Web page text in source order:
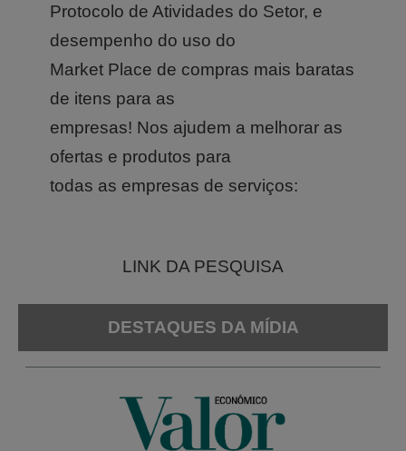
Protocolo de Atividades do Setor, e
desempenho do uso do
Market Place de compras mais baratas
de itens para as
empresas! Nos ajudem a melhorar as
ofertas e produtos para
todas as empresas de serviços:
LINK DA PESQUISA
DESTAQUES DA MÍDIA